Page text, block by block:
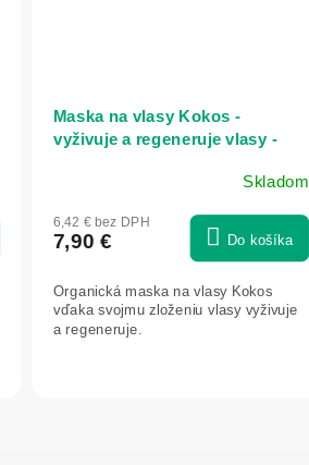
Maska na vlasy Kokos -
vyživuje a regeneruje vlasy -
Skladom
6,42 € bez DPH
7,90 € Do košíka
Organická maska na vlasy Kokos
vďaka svojmu zloženiu vlasy vyživuje
a regeneruje.